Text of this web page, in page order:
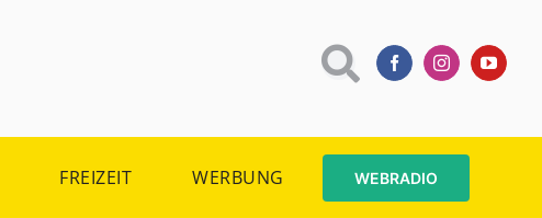
FREIZEIT WERBUNG WEBRADIO